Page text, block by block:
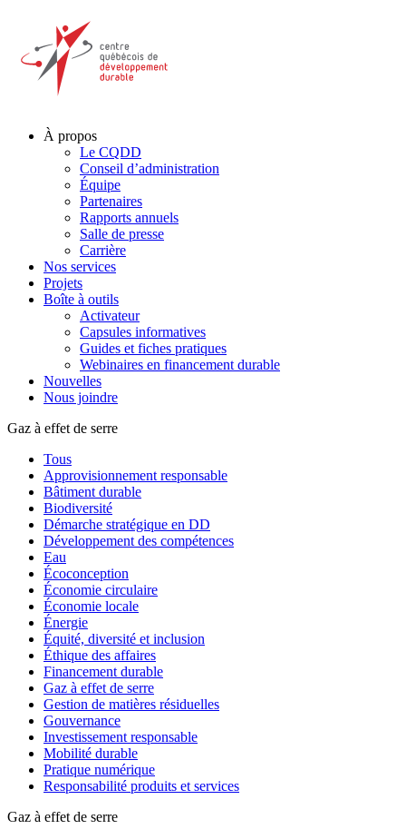
À propos
Le CQDD
Conseil d’administration
Équipe
Partenaires
Rapports annuels
Salle de presse
Carrière
Nos services
Projets
Boîte à outils
Activateur
Capsules informatives
Guides et fiches pratiques
Webinaires en financement durable
Nouvelles
Nous joindre
Gaz à effet de serre
Tous
Approvisionnement responsable
Bâtiment durable
Biodiversité
Démarche stratégique en DD
Développement des compétences
Eau
Écoconception
Économie circulaire
Économie locale
Énergie
Équité, diversité et inclusion
Éthique des affaires
Financement durable
Gaz à effet de serre
Gestion de matières résiduelles
Gouvernance
Investissement responsable
Mobilité durable
Pratique numérique
Responsabilité produits et services
Gaz à effet de serre